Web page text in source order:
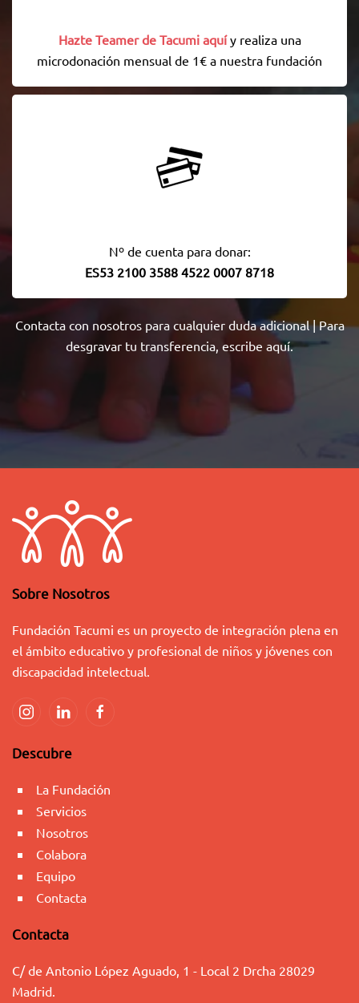
Hazte Teamer de Tacumi aquí y realiza una
microdonación mensual de 1€ a nuestra fundación
Nº de cuenta para donar:
ES53 2100 3588 4522 0007 8718
Contacta con nosotrospara cualquier duda adicional | Para
desgravar tu transferencia, escribe aquí.
Sobre Nosotros
Fundación Tacumi es un proyecto de integración plena en
el ámbito educativo y profesional de niños y jóvenes con
discapacidad intelectual.
Descubre
La Fundación
Servicios
Nosotros
Colabora
Equipo
Contacta
Contacta
C/ de Antonio López Aguado, 1 - Local 2 Drcha 28029
Madrid.